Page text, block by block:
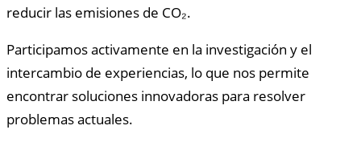
reducir las emisiones de CO₂.
Participamos activamente en la investigación y el
intercambio de experiencias, lo que nos permite
encontrar soluciones innovadoras para resolver
problemas actuales.